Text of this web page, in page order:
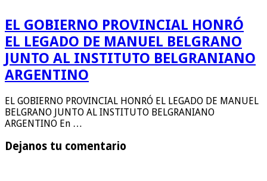
EL GOBIERNO PROVINCIAL HONRÓ
EL LEGADO DE MANUEL BELGRANO
JUNTO AL INSTITUTO BELGRANIANO
ARGENTINO
EL GOBIERNO PROVINCIAL HONRÓ EL LEGADO DE MANUEL
BELGRANO JUNTO AL INSTITUTO BELGRANIANO
ARGENTINO En …
Dejanos tu comentario